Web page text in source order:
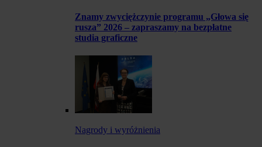
Znamy zwyciężczynie programu „Głowa się
rusza” 2026 – zapraszamy na bezpłatne
studia graficzne
Nagrody i wyróżnienia